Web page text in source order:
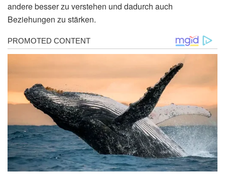
andere besser zu verstehen und dadurch auch
Beziehungen zu stärken.